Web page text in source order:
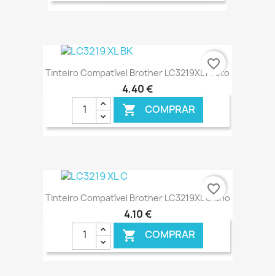
€ ONLINE
Tinteiro Compatível Brother LC3219XL Preto
4,40 €
 COMPRAR
€ ONLINE
favorite_border
Tinteiro Compatível Brother LC3219XL Ciano
4,10 €
 COMPRAR
favorite_border